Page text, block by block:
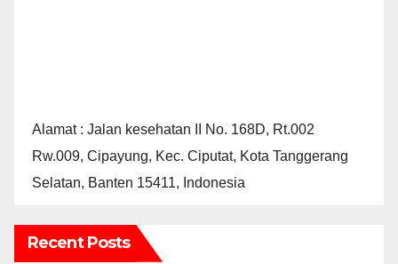
Alamat : Jalan kesehatan II No. 168D, Rt.002
Rw.009, Cipayung, Kec. Ciputat, Kota Tanggerang
Selatan, Banten 15411, Indonesia
Recent Posts